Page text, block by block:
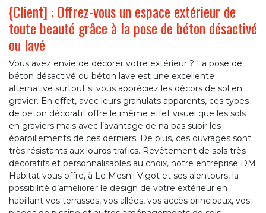
{Client] : Offrez-vous un espace extérieur de
toute beauté grâce à la pose de béton désactivé
ou lavé
Vous avez envie de décorer votre extérieur ? La pose de
béton désactivé ou béton lave est une excellente
alternative surtout si vous appréciez les décors de sol en
gravier. En effet, avec leurs granulats apparents, ces types
de béton décoratif offre le même effet visuel que les sols
en graviers mais avec l’avantage de na pas subir les
éparpillements de ces derniers. De plus, ces ouvrages sont
très résistants aux lourds trafics. Revêtement de sols très
décoratifs et personnalisables au choix, notre entreprise DM
Habitat vous offre, à Le Mesnil Vigot et ses alentours, la
possibilité d’améliorer le design de votre extérieur en
habillant vos terrasses, vos allées, vos accès principaux, vos